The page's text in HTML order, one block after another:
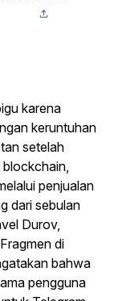
karena
keruntuhan
setelah
penjualan
dari sebulan
Durov,
di
bahwa
pengguna